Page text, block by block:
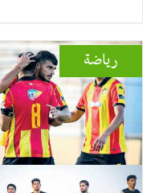
رياضة